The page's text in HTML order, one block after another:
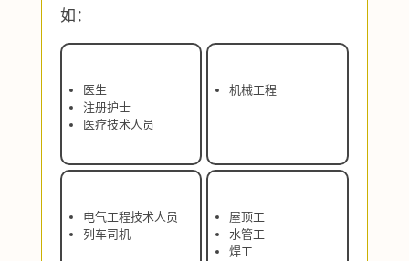
如：
医生
注册护士
医疗技术人员
机械工程
电气工程技术人员
列车司机
屋顶工
水管工
焊工